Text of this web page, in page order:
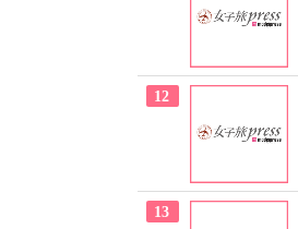
12
13